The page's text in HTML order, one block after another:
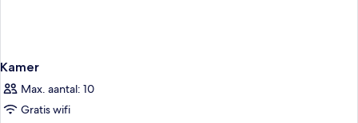
Kamer
Max. aantal: 10
Gratis wifi